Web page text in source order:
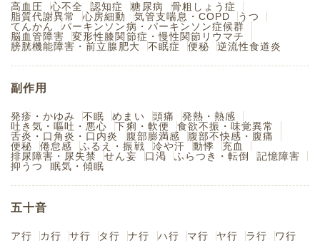
高血圧 心不全 認知症 糖尿病
骨粗しょう症
脂質代謝異常
心房細動 気管支喘息・COPD
うつ
てんかん
パーキンソン病・パーキンソン症候群
脳血管障害
変形性膝関節症・慢性関節リウマチ
膀胱機能障害・前立腺肥大
不眠症 便秘 逆流性食道炎
副作用
発疹・かゆみ 不眠 めまい 頭痛
発熱・熱感
吐き気・嘔吐・悪心
下痢・軟便
食欲不振・味覚異常
舌炎・口角炎・口内炎
腹部膨満感
腹部不快感・腹痛
便秘
倦怠感 ふるえ・振戦 冷や汗 動悸
充血
排尿障害・尿失禁
せん妄 口渇 ふらつき・転倒
記憶障害
抑うつ
眠気・傾眠
五十音
ア行 カ行 サ行 タ行 ナ行 ハ行 マ行 ヤ行 ラ行 ワ行